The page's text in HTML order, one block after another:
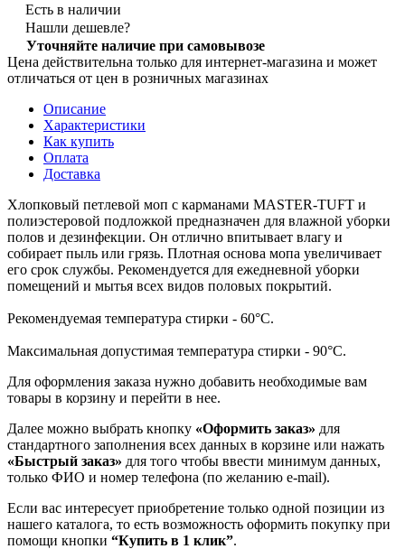
Есть в наличии
Нашли дешевле?
Уточняйте наличие при самовывозе
Цена действительна только для интернет-магазина и может
отличаться от цен в розничных магазинах
Описание
Характеристики
Как купить
Оплата
Доставка
Хлопковый петлевой моп с карманами MASTER-TUFT и
полиэстеровой подложкой предназначен для влажной уборки
полов и дезинфекции. Он отлично впитывает влагу и
собирает пыль или грязь. Плотная основа мопа увеличивает
его срок службы. Рекомендуется для ежедневной уборки
помещений и мытья всех видов половых покрытий.
Рекомендуемая температура стирки - 60°C.
Максимальная допустимая температура стирки - 90°C.
Для оформления заказа нужно добавить необходимые вам
товары в корзину и перейти в нее.
Далее можно выбрать кнопку «Оформить заказ» для
стандартного заполнения всех данных в корзине или нажать
«Быстрый заказ» для того чтобы ввести минимум данных,
только ФИО и номер телефона (по желанию e-mail).
Если вас интересует приобретение только одной позиции из
нашего каталога, то есть возможность оформить покупку при
помощи кнопки “Купить в 1 клик”.